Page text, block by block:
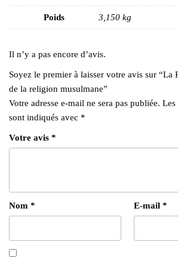
Poids 3,150 kg
Il n’y a pas encore d’avis.
Soyez le premier à laisser votre avis sur “La
de la religion musulmane”
Votre adresse e-mail ne sera pas publiée. Les
sont indiqués avec *
Votre avis *
Nom * E-mail *